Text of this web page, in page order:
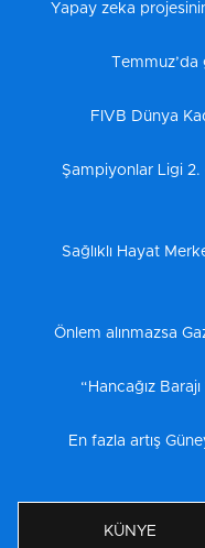
Yapay zeka
FIVB Dünya
Şampiyonlar Ligi 2.
Sağlıklı Hayat
Önlem alınmazsa
“Hancağız
En fazla artış
KÜNYE